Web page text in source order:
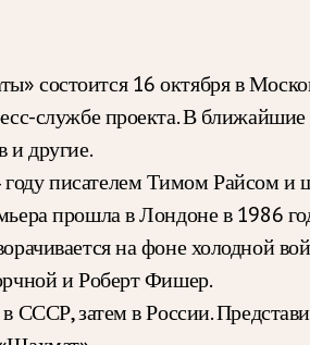
состоится 16 октября в
службе проекта. В
и другие.
писателем Тимом Райсом и
прошла в Лондоне в 1986
на фоне
и Роберт Фишер.
СССР, затем в России.